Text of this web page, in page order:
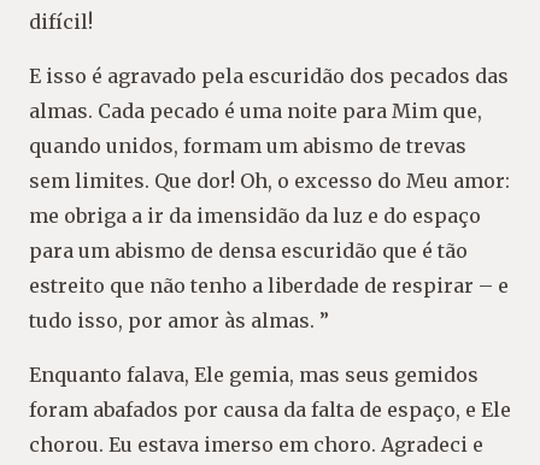
difícil!
E isso é agravado pela escuridão dos pecados das
almas. Cada pecado é uma noite para Mim que,
quando unidos, formam um abismo de trevas
sem limites. Que dor! Oh, o excesso do Meu amor:
me obriga a ir da imensidão da luz e do espaço
para um abismo de densa escuridão que é tão
estreito que não tenho a liberdade de respirar – e
tudo isso, por amor às almas. ”
Enquanto falava, Ele gemia, mas seus gemidos
foram abafados por causa da falta de espaço, e Ele
chorou. Eu estava imerso em choro. Agradeci e